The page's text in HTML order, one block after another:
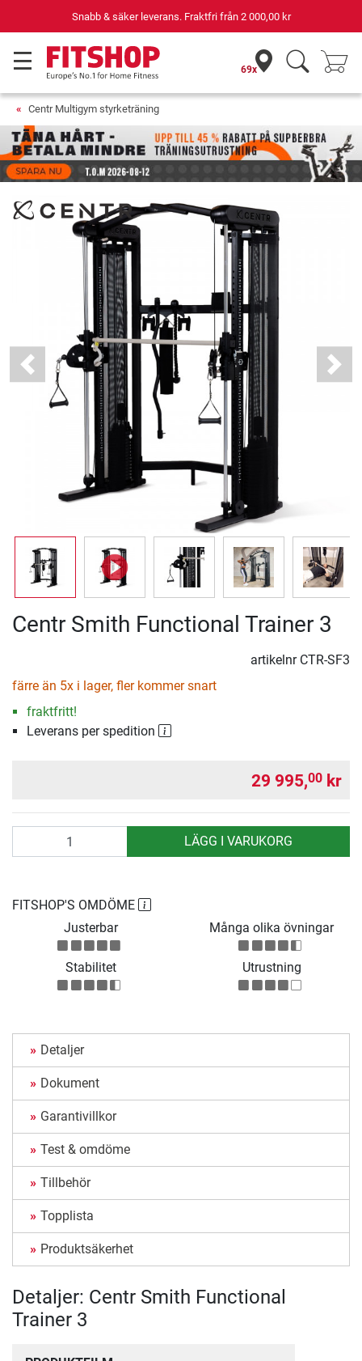
Snabb & säker leverans. Fraktfri från2 000,00 kr
69x
Centr Multigym styrketräning
Previous Next
Centr Smith Functional Trainer 3
artikelnr CTR-SF3
färre än 5x i lager, fler kommer snart
fraktfritt!
Leverans per spedition
29 995,00 kr
LÄGG I VARUKORG
FITSHOP'S OMDÖME
Justerbar
Många olika övningar
Stabilitet Utrustning
Detaljer
Dokument
Garantivillkor
Test & omdöme
Tillbehör
Topplista
Produktsäkerhet
Detaljer: Centr Smith Functional
Trainer 3